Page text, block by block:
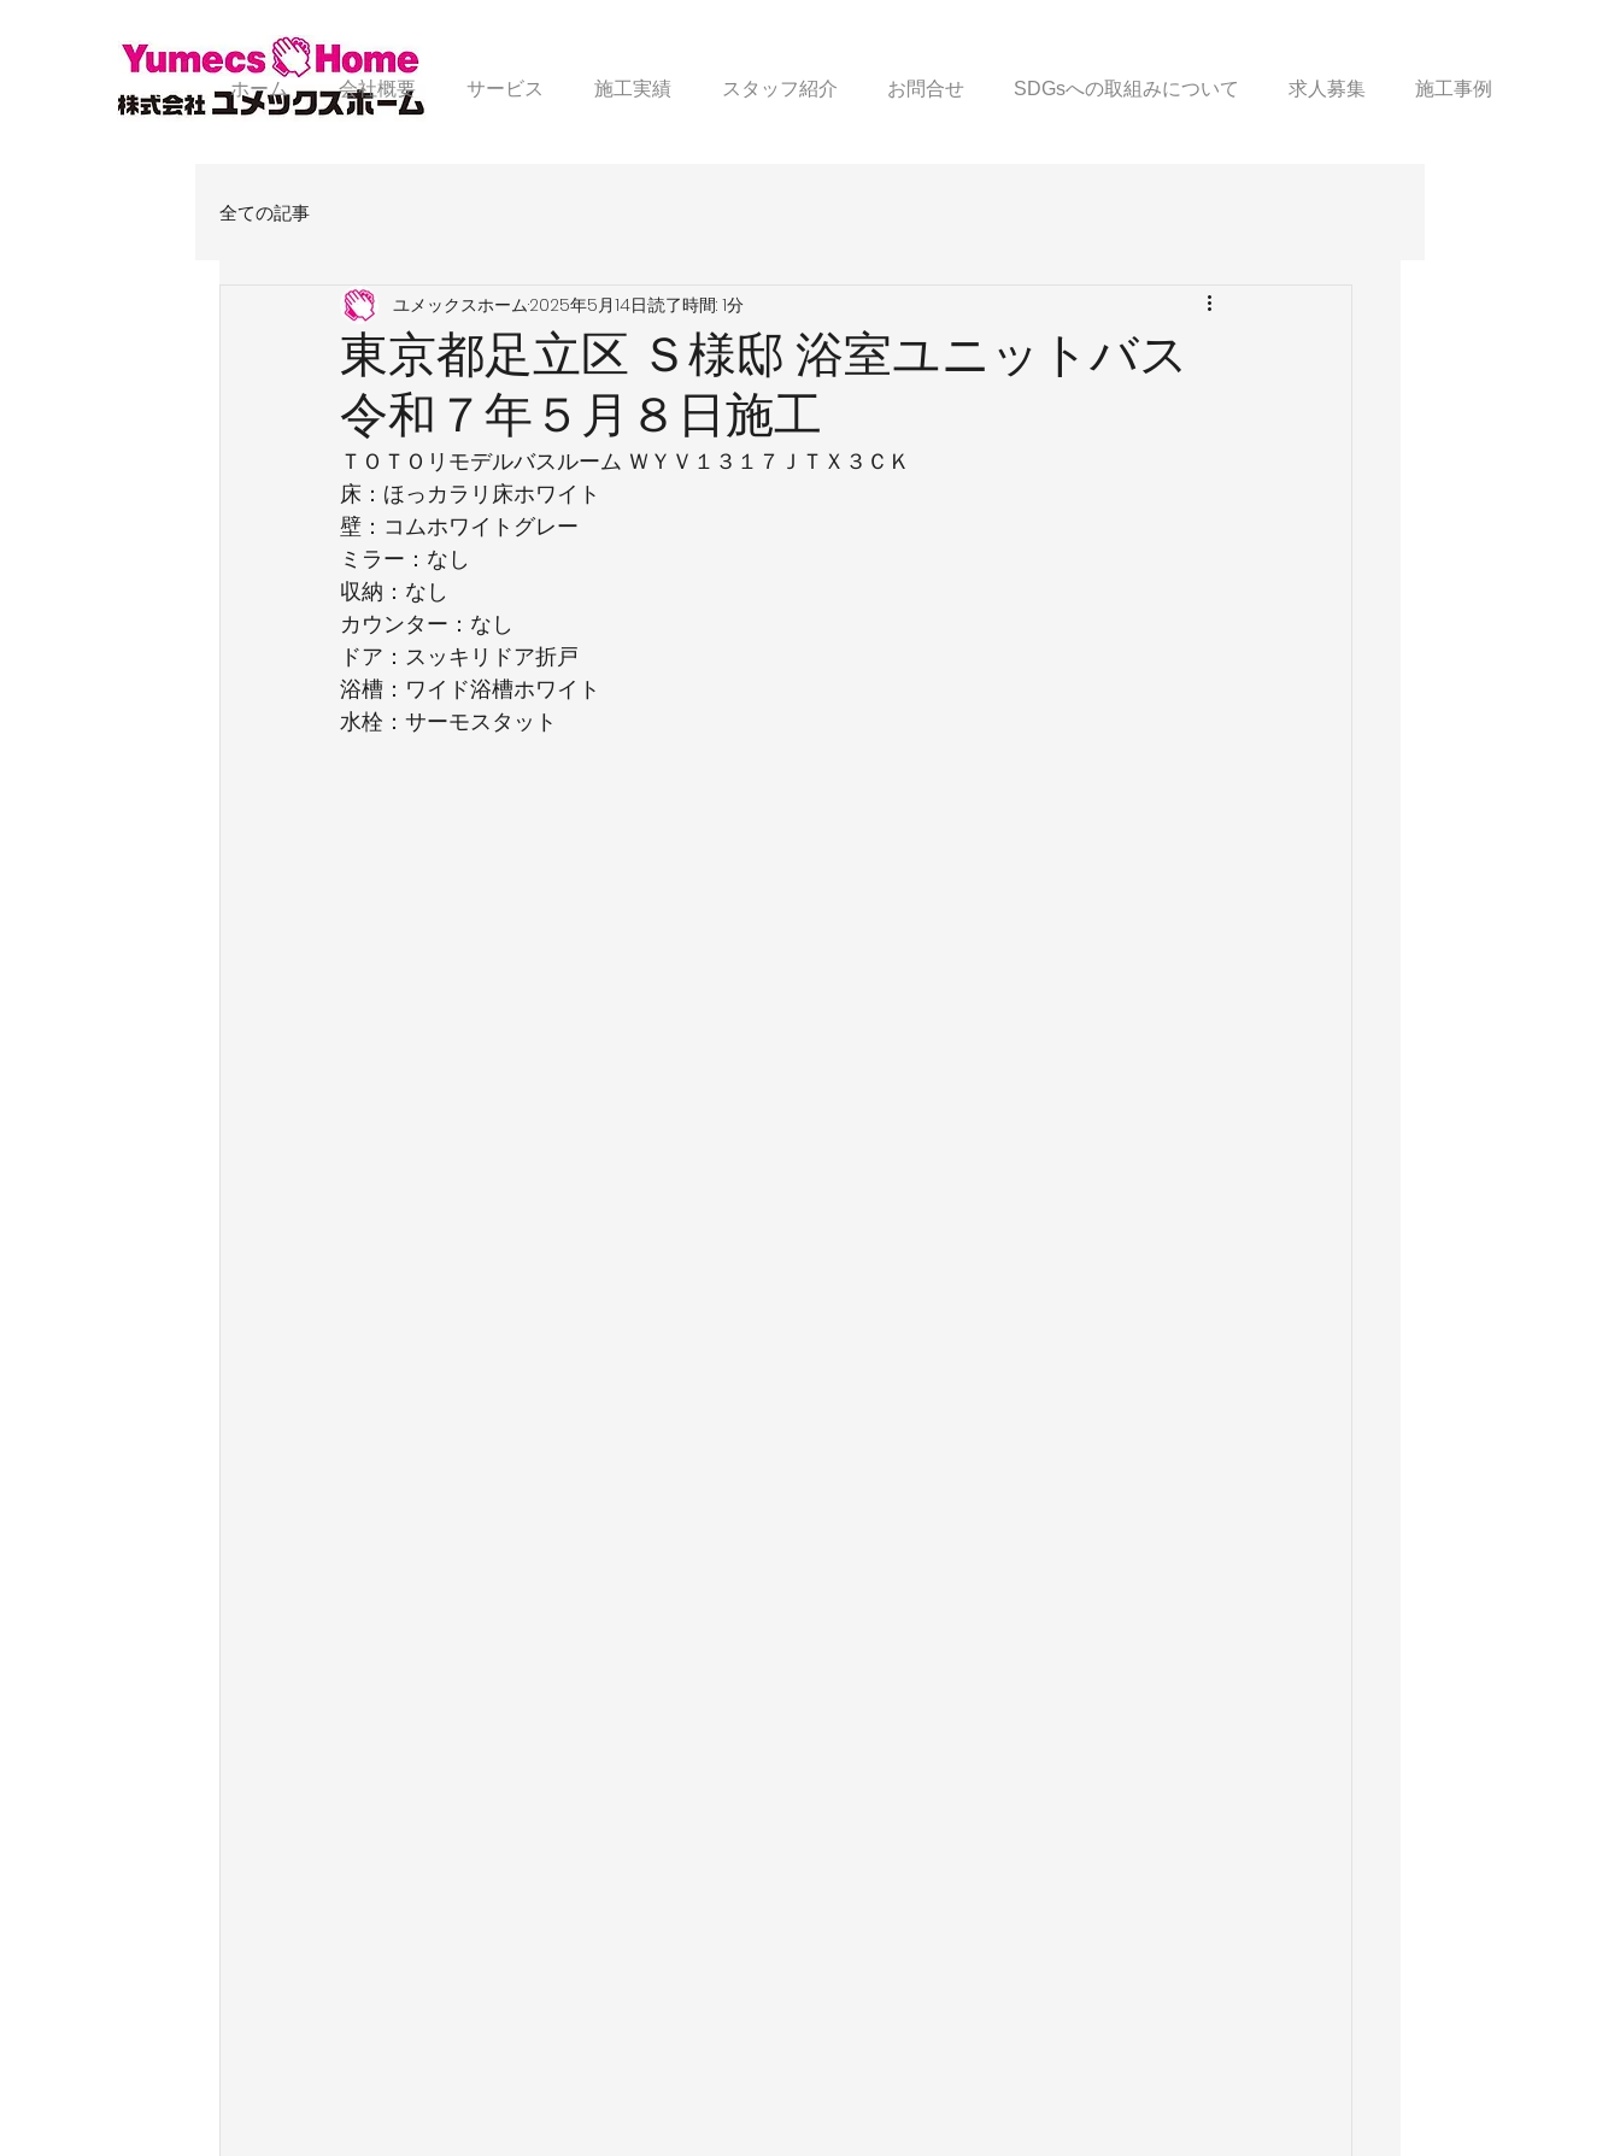
ホーム 会社概要 サービス 施工実績 スタッフ紹介 お問合せ SDGsへの取組みについて 求人募集 施工事例
全ての記事
東京都足立区 Ｓ様邸 浴室ユニットバス
令和７年５月８日施工
ユメックスホーム2025年5月14日読了時間: 1分
ＴＯＴＯリモデルバスルーム ＷＹＶ１３１７ＪＴＸ３ＣＫ
床：ほっカラリ床ホワイト
壁：コムホワイトグレー
ミラー：なし
収納：なし
カウンター：なし
ドア：スッキリドア折戸
浴槽：ワイド浴槽ホワイト
水栓：サーモスタット